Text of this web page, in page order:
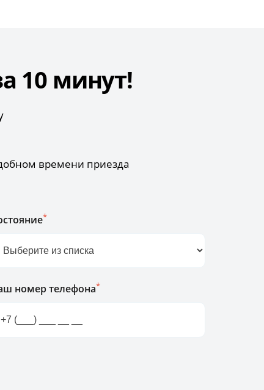
10 минут!
времени приезда
*
номер телефона*